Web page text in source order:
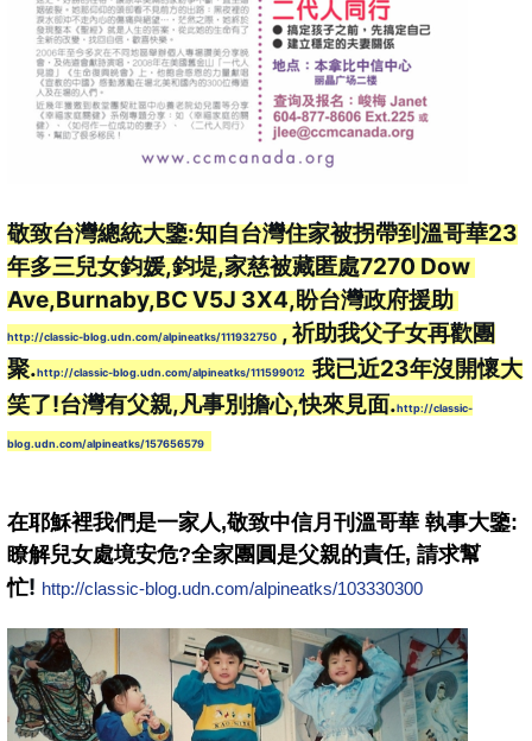
敬致台灣總統大鑒:知自台灣住家被拐帶到溫哥華23
年多三兒女鈞媛,鈞堤,家慈被藏匿處7270 Dow
Ave,Burnaby,BC V5J 3X4,盼台灣政府援助
http://classic-blog.udn.com/alpineatks/111932750 , 祈助我父子女再歡團
聚.http://classic-blog.udn.com/alpineatks/111599012 我已近23年沒開懷大
笑了!台灣有父親,凡事別擔心,快來見面.http://classic-
blog.udn.com/alpineatks/157656579
在耶穌裡我們是一家人,敬致中信月刊溫哥華 執事大鑒:
瞭解兒女處境安危?全家團圓是父親的責任, 請求幫
忙! http://classic-blog.udn.com/alpineatks/103330300